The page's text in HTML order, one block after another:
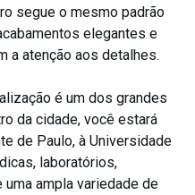
segue o mesmo padrão
elegantes e
a atenção aos detalhes.
é um dos grandes
da cidade, você estará
de Paulo, à Universidade
laboratórios,
ampla variedade de